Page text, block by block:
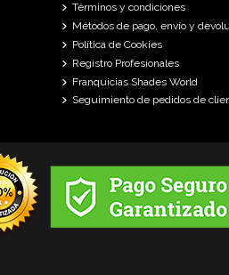
Términos y condiciones
Métodos de pago, envío y
Política de Cookies
Registro Profesionales
Franquicias Shades World
Seguimiento de pedidos de